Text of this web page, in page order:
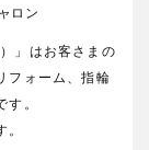
ロン
」はお客さまの
フォーム、指輪
。